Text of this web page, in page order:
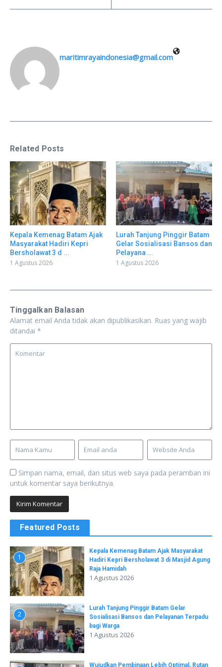
maritimrayaindonesia@gmail.com
Related Posts
Kepala Kemenag Batam Ajak
Masyarakat Hadiri Kepri
Bersholawat 3 d ...
1 Agustus 2026
Lurah Tanjung Pinggir Batam
Gelar Sosialisasi Bansos dan
Pelayana ...
1 Agustus 2026
Tinggalkan Balasan
Alamat email Anda tidak akan dipublikasikan. Ruas yang wajib
ditandai *
Simpan nama, email, dan situs web saya pada peramban ini
untuk komentar saya berikutnya.
Featured Posts
1
Kepala Kemenag Batam Ajak Masyarakat
Hadiri Kepri Bersholawat 3 di Masjid Agung
Raja Hamidah
1 Agustus 2026
2
Lurah Tanjung Pinggir Batam Gelar
Sosialisasi Bansos dan Pelayanan Terpadu
bagi Warga
1 Agustus 2026
Wujudkan Pembinaan Lebih Optimal, Rutan